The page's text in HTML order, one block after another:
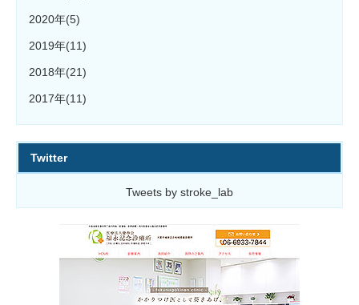
2020年(5)
2019年(11)
2018年(21)
2017年(11)
Twitter
Tweets by stroke_lab